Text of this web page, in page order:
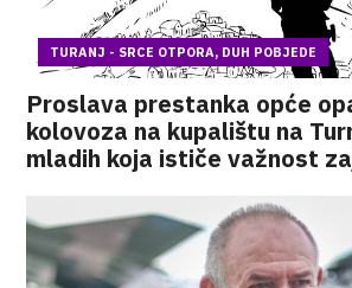
TURANJ - SRCE OTPORA, DUH POBJEDE
Proslava prestanka opće
kolovoza na kupalištu na
mladih koja ističe važnost